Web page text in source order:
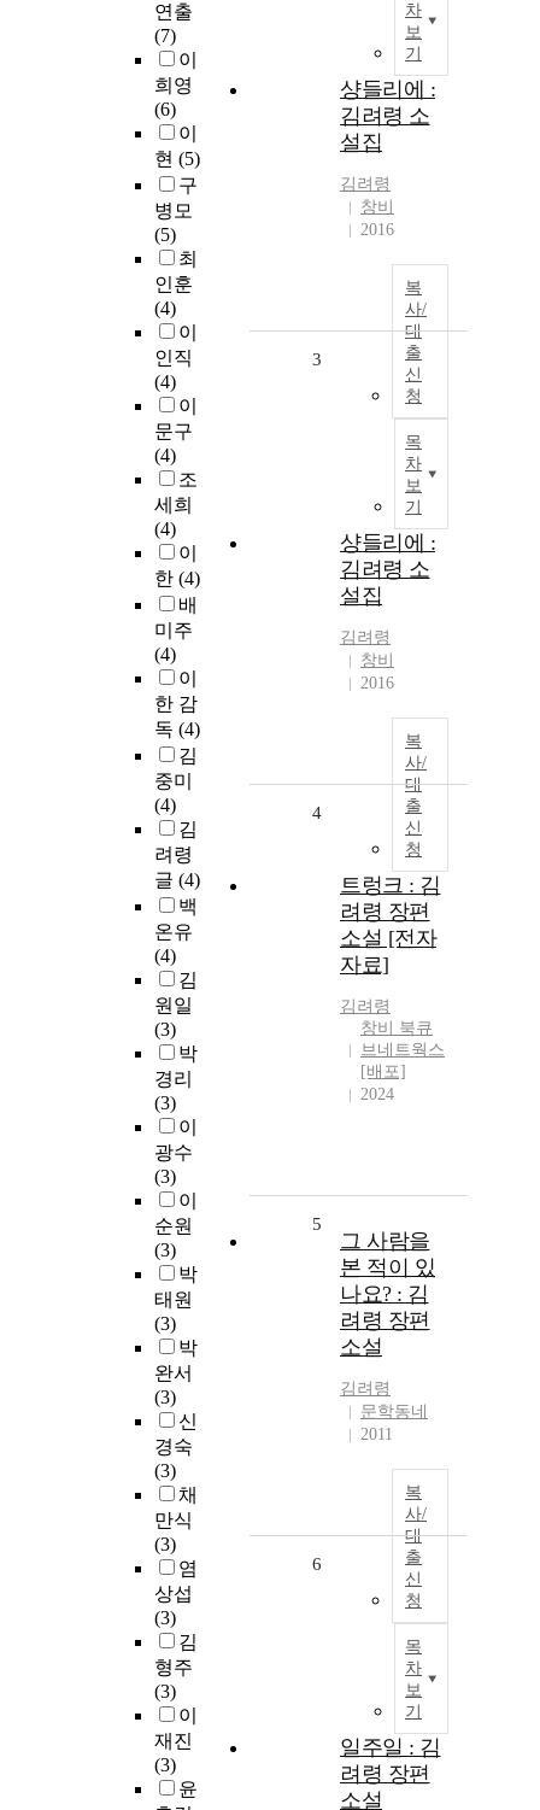
연출
(7)
이
희영
(6)
이
현 (5)
구
병모
(5)
최
인훈
(4)
이
인직
(4)
이
문구
(4)
조
세희
(4)
이
한 (4)
배
미주
(4)
이
한 감
독 (4)
김
중미
(4)
김
려령
글 (4)
백
온유
(4)
김
원일
(3)
박
경리
(3)
이
광수
(3)
이
순원
(3)
박
태원
(3)
박
완서
(3)
신
경숙
(3)
채
만식
(3)
염
상섭
(3)
김
형주
(3)
이
재진
(3)
윤
차
보
기
샹들리에 :
김려령 소
설집
김려령
창비
2016
복
사/
대
출
신
청
목
차
보
기
3
샹들리에 :
김려령 소
설집
김려령
창비
2016
복
사/
대
출
신
청
4
트렁크 : 김
려령 장편
소설 [전자
자료]
김려령
창비 북큐
브네트웍스
[배포]
2024
5
그 사람을
본 적이 있
나요? : 김
려령 장편
소설
김려령
문학동네
2011
복
사/
대
출
신
청
목
차
보
기
6
일주일 : 김
려령 장편
소설